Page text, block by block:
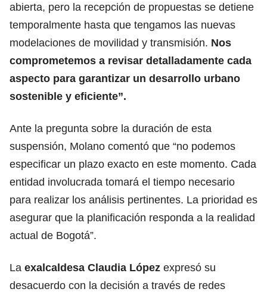
abierta, pero la recepción de propuestas se detiene
temporalmente hasta que tengamos las nuevas
modelaciones de movilidad y transmisión. Nos
comprometemos a revisar detalladamente cada
aspecto para garantizar un desarrollo urbano
sostenible y eficiente”.
Ante la pregunta sobre la duración de esta
suspensión, Molano comentó que “no podemos
especificar un plazo exacto en este momento. Cada
entidad involucrada tomará el tiempo necesario
para realizar los análisis pertinentes. La prioridad es
asegurar que la planificación responda a la realidad
actual de Bogotá”.
La exalcaldesa Claudia López expresó su
desacuerdo con la decisión a través de redes